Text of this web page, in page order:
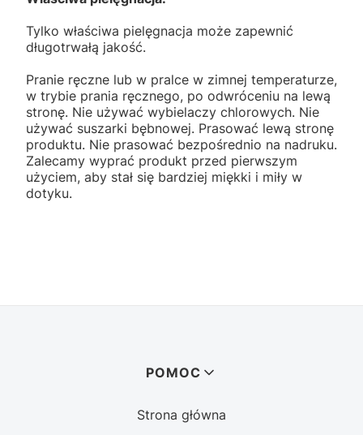
Tylko właściwa pielęgnacja może zapewnić
długotrwałą jakość.
Pranie ręczne lub w pralce w zimnej temperaturze,
w trybie prania ręcznego, po odwróceniu na lewą
stronę. Nie używać wybielaczy chlorowych. Nie
używać suszarki bębnowej. Prasować lewą stronę
produktu. Nie prasować bezpośrednio na nadruku.
Zalecamy wyprać produkt przed pierwszym
użyciem, aby stał się bardziej miękki i miły w
dotyku.
POMOC
Strona główna